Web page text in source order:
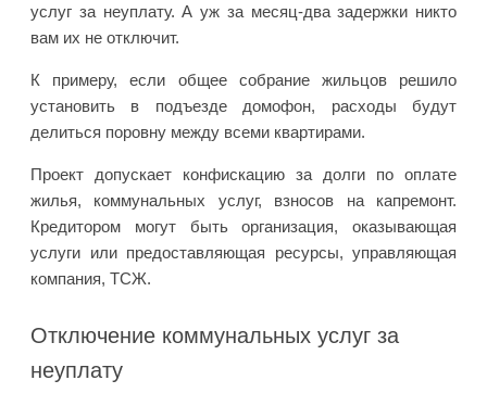
услуг за неуплату. А уж за месяц-два задержки никто
вам их не отключит.
К примеру, если общее собрание жильцов решило
установить в подъезде домофон, расходы будут
делиться поровну между всеми квартирами.
Проект допускает конфискацию за долги по оплате
жилья, коммунальных услуг, взносов на капремонт.
Кредитором могут быть организация, оказывающая
услуги или предоставляющая ресурсы, управляющая
компания, ТСЖ.
Отключение коммунальных услуг за
неуплату